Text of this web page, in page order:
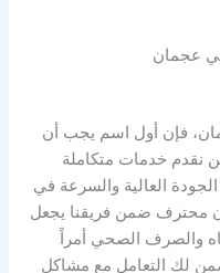
عجمان
فإن أول اسم يجب أن
نقدم خدمات متكاملة
العالية والسرعة في
محترف ضمن فريقنا يجعل
والصرف الصحي أمراً
لك التعامل مع مشاكل